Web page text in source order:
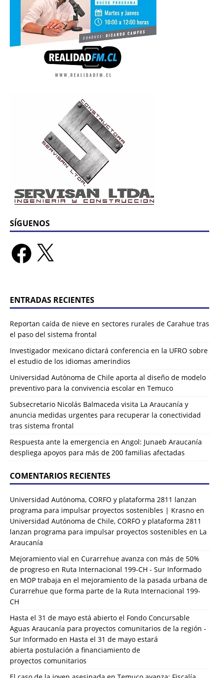
SÍGUENOS
ENTRADAS RECIENTES
Reportan caída de nieve en sectores rurales de Carahue tras
el paso del sistema frontal
Investigador mexicano dictará conferencia en la UFRO sobre
el estudio de los idiomas amerindios
Universidad Autónoma de Chile aporta al diseño de modelo
preventivo para la convivencia escolar en Temuco
Subsecretario Nicolás Balmaceda visita La Araucanía y
anuncia medidas urgentes para recuperar la conectividad
tras sistema frontal
Respuesta ante la emergencia en Angol: Junaeb Araucanía
despliega apoyos para más de 200 familias afectadas
COMENTARIOS RECIENTES
Universidad Autónoma, CORFO y plataforma 2811 lanzan
programa para impulsar proyectos sostenibles | Krasno en
Universidad Autónoma de Chile, CORFO y plataforma 2811
lanzan programa para impulsar proyectos sostenibles en La
Araucanía
Mejoramiento vial en Curarrehue avanza con más de 50%
de progreso en Ruta Internacional 199-CH - Sur Informado
en MOP trabaja en el mejoramiento de la pasada urbana de
Curarrehue que forma parte de la Ruta Internacional 199-
CH
Hasta el 31 de mayo está abierto el Fondo Concursable
Aguas Araucanía para proyectos comunitarios de la región -
Sur Informado en Hasta el 31 de mayo estará
abierta postulación a financiamiento de
proyectos comunitarios